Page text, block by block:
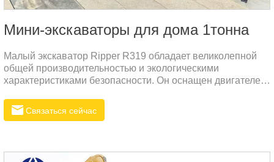
Мини-экскаваторы для дома 1тонна
Малый экскаватор Ripper R319 обладает великолепной
общей производительностью и экологическими
характеристиками безопасности. Он оснащен двигателем
мощность при снижении потребления электроэнергии и
выбросов, а также экологических стандартов
безопасной в узких рабочих условиях. Эти элементы
Связаться сейчас